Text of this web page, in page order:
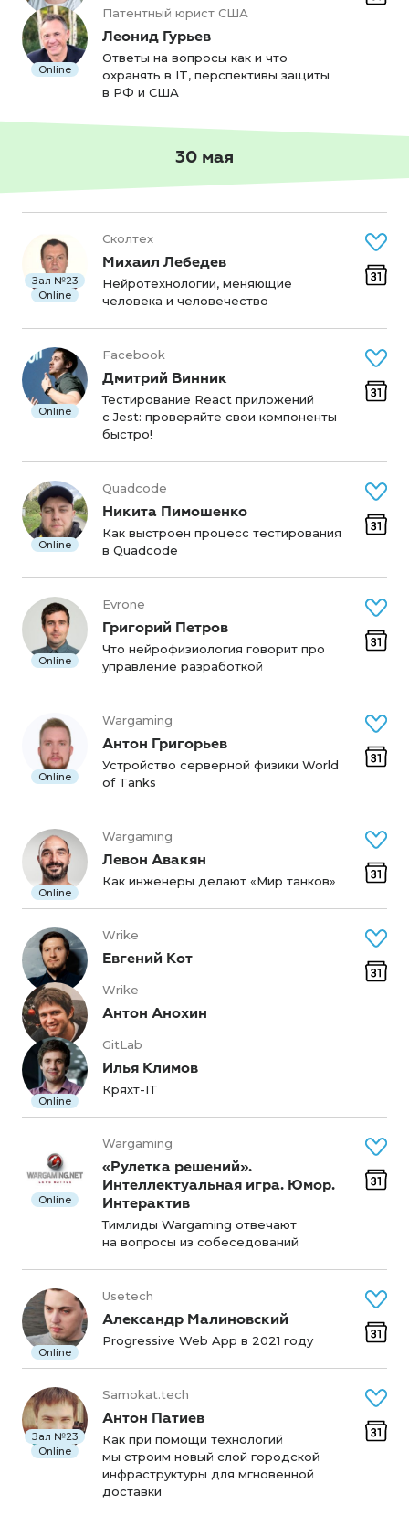
Online
Патентный юрист США
Леонид Гурьев
Ответы на вопросы как и что
охранять в IT, перспективы защиты
в РФ и США
30 мая
Зал №23
Online
Сколтех
Михаил Лебедев
Нейротехнологии, меняющие
человека и человечество
Online
Facebook
Дмитрий Винник
Тестирование React приложений
c Jest: проверяйте свои компоненты
быстро!
Online
Quadcode
Никита Пимошенко
Как выстроен процесс тестирования
в Quadcode
Online
Evrone
Григорий Петров
Что нейрофизиология говорит про
управление разработкой
Online
Wargaming
Антон Григорьев
Устройство серверной физики World
of Tanks
Online
Wargaming
Левон Авакян
Как инженеры делают «Мир танков»
Wrike
Евгений Кот
Wrike
Антон Анохин
Online
GitLab
Илья Климов
Кряхт-IT
Online
Wargaming
«Рулетка решений».
Интеллектуальная игра. Юмор.
Интерактив
Тимлиды Wargaming отвечают
на вопросы из собеседований
Online
Usetech
Александр Малиновский
Progressive Web App в 2021 году
Зал №23
Online
Samokat.tech
Антон Патиев
Как при помощи технологий
мы строим новый слой городской
инфраструктуры для мгновенной
доставки